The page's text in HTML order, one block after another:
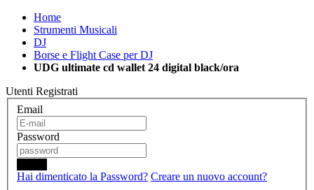
Home
Strumenti Musicali
DJ
Borse e Flight Case per DJ
UDG ultimate cd wallet 24 digital black/ora
Utenti Registrati
Email
Password
Hai dimenticato la Password? Creare un nuovo account?